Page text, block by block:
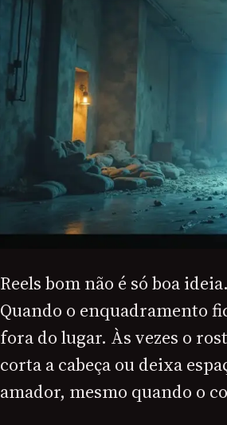
Reels bom não é só boa
Quando o enquadramento
fora do lugar. Às vezes o
corta a cabeça ou deixa
amador, mesmo quando o